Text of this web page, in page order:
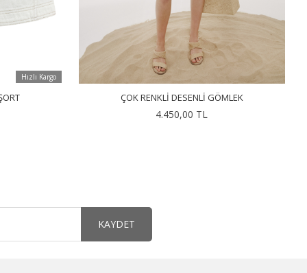
Hızlı Kargo
ÇOK RENKLI DESENLI GÖMLEK
4.450,00 TL
KAYDET